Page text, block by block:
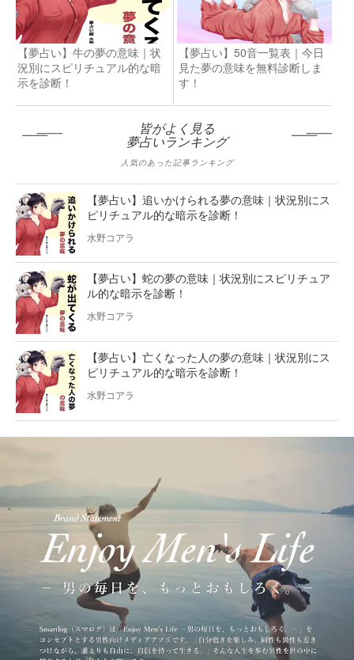
【夢占い】牛の夢の意味｜状
況別にスピリチュアル的な暗
示を診断！
【夢占い】50音一覧表｜今日
見た夢の意味を無料診断しま
す！
皆がよく見る
夢占いランキング
人気のあった記事ランキング
【夢占い】追いかけられる夢の意味｜状況別にス
ピリチュアル的な暗示を診断！
水野コアラ
【夢占い】蛇の夢の意味｜状況別にスピリチュア
ル的な暗示を診断！
水野コアラ
【夢占い】亡くなった人の夢の意味｜状況別にス
ピリチュアル的な暗示を診断！
水野コアラ